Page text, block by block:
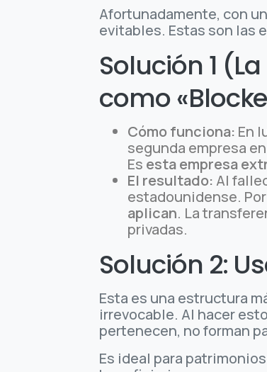
Afortunadamente, con
evitables. Estas son las
Solución 1
como
Cómo funciona: En
segunda empresa
Es esta empresa
El resultado: Al
estadounidense.
aplican. La
privadas.
Solución 2:
Esta es una estructura
irrevocable. Al hacer
pertenecen, no forman
Es ideal para